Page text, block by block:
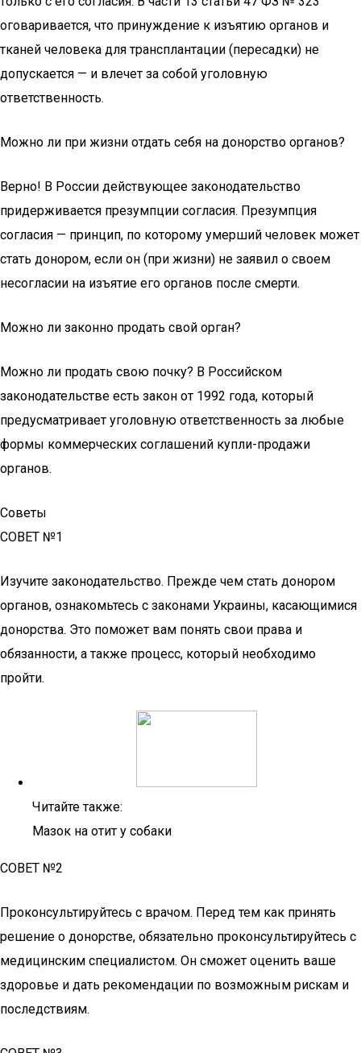
оговаривается, что принуждение к изъятию органов и
тканей человека для трансплантации (пересадки) не
допускается — и влечет за собой уголовную
ответственность.
Можно ли при жизни отдать себя на донорство органов?
Верно! В России действующее законодательство
придерживается презумпции согласия. Презумпция
согласия — принцип, по которому умерший человек может
стать донором, если он (при жизни) не заявил о своем
несогласии на изъятие его органов после смерти.
Можно ли законно продать свой орган?
Можно ли продать свою почку? В Российском
законодательстве есть закон от 1992 года, который
предусматривает уголовную ответственность за любые
формы коммерческих соглашений купли-продажи
органов.
Советы
СОВЕТ №1
Изучите законодательство. Прежде чем стать донором
органов, ознакомьтесь с законами Украины, касающимися
донорства. Это поможет вам понять свои права и
обязанности, а также процесс, который необходимо
пройти.
Читайте также:
Мазок на отит у собаки
СОВЕТ №2
Проконсультируйтесь с врачом. Перед тем как принять
решение о донорстве, обязательно проконсультируйтесь с
медицинским специалистом. Он сможет оценить ваше
здоровье и дать рекомендации по возможным рискам и
последствиям.